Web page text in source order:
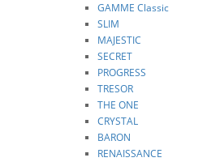
GAMME Classic
SLIM
MAJESTIC
SECRET
PROGRESS
TRESOR
THE ONE
CRYSTAL
BARON
RENAISSANCE